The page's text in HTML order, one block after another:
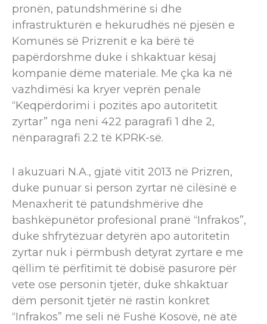
pronën, patundshmërinë si dhe
infrastrukturën e hekurudhës në pjesën e
Komunës së Prizrenit e ka bërë të
papërdorshme duke i shkaktuar kësaj
kompanie dëme materiale. Me çka ka në
vazhdimësi ka kryer veprën penale
“Keqpërdorimi i pozitës apo autoritetit
zyrtar” nga neni 422 paragrafi 1 dhe 2,
nënparagrafi 2.2 të KPRK-së.
I akuzuari N.A., gjatë vitit 2013 në Prizren,
duke punuar si person zyrtar në cilësinë e
Menaxherit të patundshmërive dhe
bashkëpunëtor profesional pranë “Infrakos”,
duke shfrytëzuar detyrën apo autoritetin
zyrtar nuk i përmbush detyrat zyrtare e me
qëllim​ të përfitimit të dobisë pasurore për
vete ose personin tjetër, duke shkaktuar
dëm personit tjetër në rastin konkret
“Infrakos” me seli në Fushë Kosovë, në atë